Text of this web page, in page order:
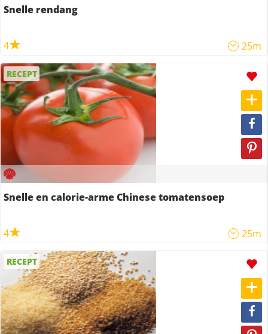
Snelle rendang
4 25m
RECEPT
Snelle en calorie-arme Chinese tomatensoep
4 25m
RECEPT